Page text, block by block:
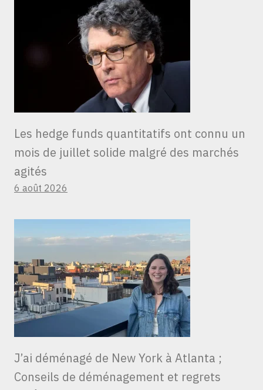
Les hedge funds quantitatifs ont connu un
mois de juillet solide malgré des marchés
agités
6 août 2026
J’ai déménagé de New York à Atlanta ;
Conseils de déménagement et regrets